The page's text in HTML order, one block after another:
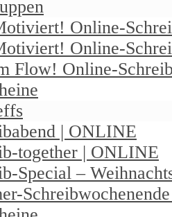
Online-
Online-
Flow! Online-
| ONLINE
together | ONLINE
Special –